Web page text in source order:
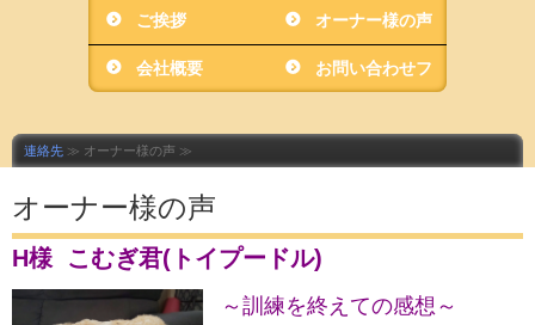
ご挨拶 オーナー様の声
会社概要 お問い合わせフ
連絡先 ≫ オーナー様の声 ≫
オーナー様の声
H様 こむぎ君(トイプードル)
～訓練を終えての感想～